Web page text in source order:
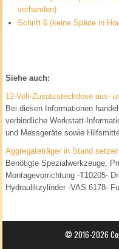
vorhanden)
Schritt 6 (keine Späne in
Siehe auch:
12-Volt-Zusatzsteckdose aus-
Bei diesen Informationen
verbindliche Werkstatt-
und Messgeräte sowie
Aggregateträger in Stand setzen
Benötigte Spezialwerkzeuge,
Montagevorrichtung -T10205-
Hydraulikzylinder -VAS 6178-
© 2016-2026